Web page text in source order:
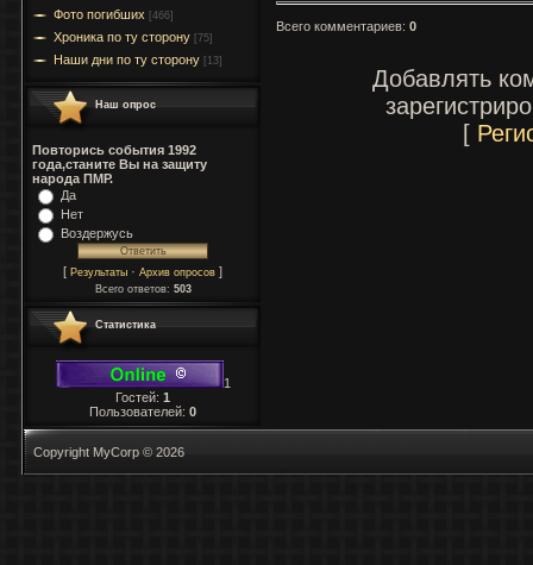
Фото погибших [466]
Хроника по ту сторону [75]
Наши дни по ту сторону [13]
Наш опрос
Повторись события 1992
года,станите Вы на защиту
народа ПМР.
Да
Нет
Воздержусь
[ Результаты · Архив опросов ]
Всего ответов: 503
Статистика
1
Гостей: 1
Пользователей: 0
Всего комментариев: 0
Добавлять
[
Copyright MyCorp © 2026